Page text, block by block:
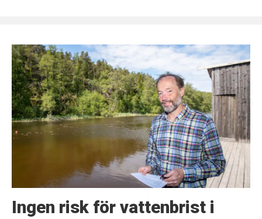
Ingen risk för vattenbrist i